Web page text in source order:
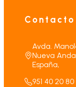
Contacto
Avda.
Nueva
España,
951 40 20 80